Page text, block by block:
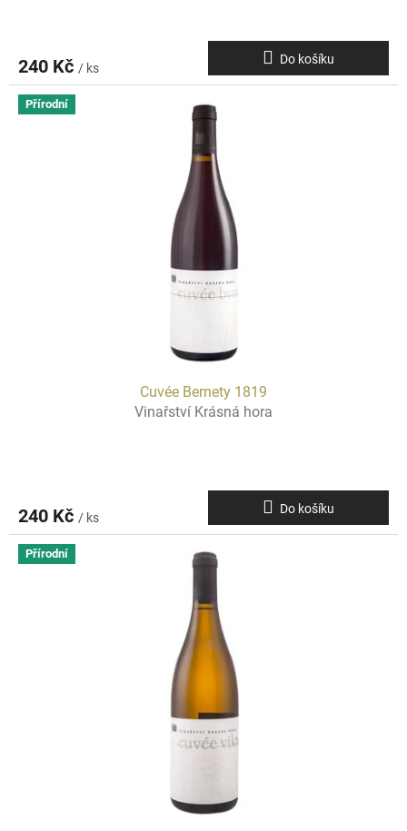
240 Kč / ks
Do košíku
Přírodní
Cuvée Bernety 1819
Vinařství Krásná hora
240 Kč / ks
Do košíku
Přírodní